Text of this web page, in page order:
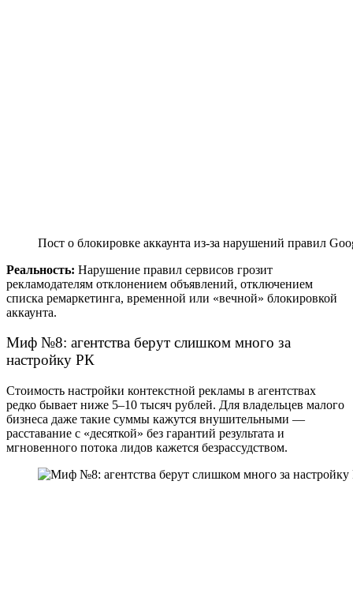
Пост о блокировке аккаунта из-за нарушений правил
Реальность: Нарушение правил сервисов грозит
рекламодателям отклонением объявлений, отключением
списка ремаркетинга, временной или «вечной» блокировкой
аккаунта.
Миф №8: агентства берут слишком много за
настройку РК
Стоимость настройки контекстной рекламы в агентствах
редко бывает ниже 5–10 тысяч рублей. Для владельцев малого
бизнеса даже такие суммы кажутся внушительными —
расставание с «десяткой» без гарантий результата и
мгновенного потока лидов кажется безрассудством.